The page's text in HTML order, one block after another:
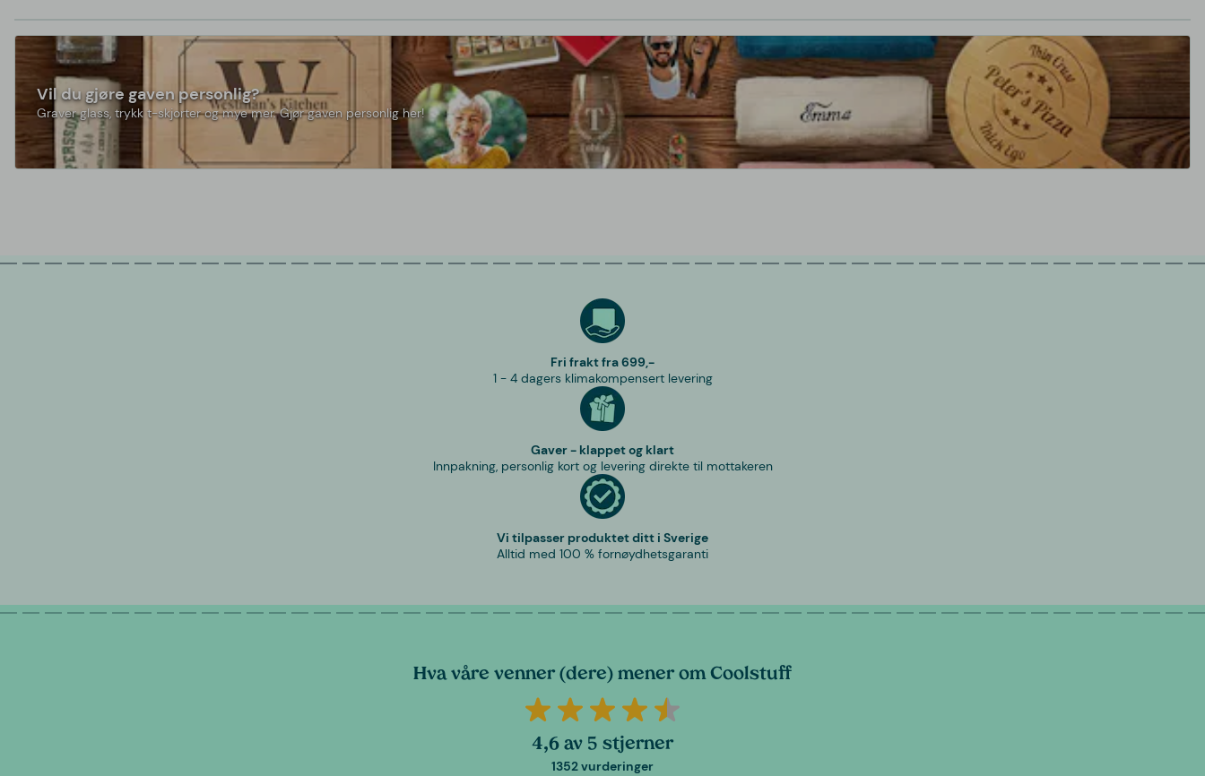
Vil du gjøre gaven personlig?
Graver glass, trykk t-skjorter og mye mer. Gjør gaven personlig her!
Fri frakt fra 699,-
1 - 4 dagers klimakompensert levering
Gaver - klappet og klart
Innpakning, personlig kort og levering direkte til mottakeren
Vi tilpasser produktet ditt i Sverige
Alltid med 100 % fornøydhetsgaranti
Hva våre venner (dere) mener om Coolstuff
4,6 av 5 stjerner
1352 vurderinger